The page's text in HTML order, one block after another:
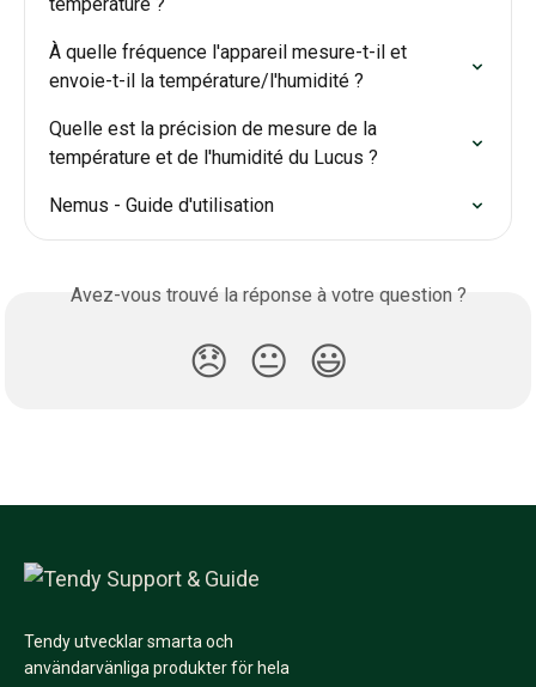
température ?
À quelle fréquence l'appareil mesure-t-il et
envoie-t-il la température/l'humidité ?
Quelle est la précision de mesure de la
température et de l'humidité du Lucus ?
Nemus - Guide d'utilisation
Avez-vous trouvé la réponse à votre question ?
😞 😐 😃
Tendy utvecklar smarta och
användarvänliga produkter för hela